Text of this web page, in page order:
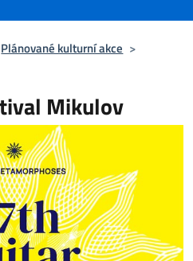
Plánované kulturní akce >
Mikulov